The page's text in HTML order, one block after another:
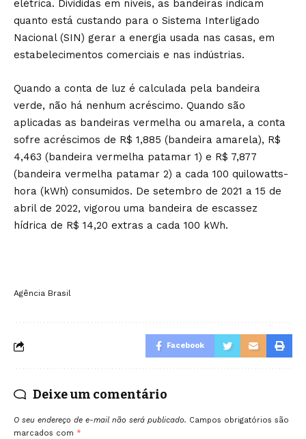
elétrica. Divididas em níveis, as bandeiras indicam
quanto está custando para o Sistema Interligado
Nacional (SIN) gerar a energia usada nas casas, em
estabelecimentos comerciais e nas indústrias.
Quando a conta de luz é calculada pela bandeira
verde, não há nenhum acréscimo. Quando são
aplicadas as bandeiras vermelha ou amarela, a conta
sofre acréscimos de R$ 1,885 (bandeira amarela), R$
4,463 (bandeira vermelha patamar 1) e R$ 7,877
(bandeira vermelha patamar 2) a cada 100 quilowatts-
hora (kWh) consumidos. De setembro de 2021 a 15 de
abril de 2022, vigorou uma bandeira de escassez
hídrica de R$ 14,20 extras a cada 100 kWh.
Agência Brasil
Facebook
Deixe um comentário
O seu endereço de e-mail não será publicado. Campos obrigatórios são
marcados com *